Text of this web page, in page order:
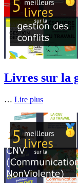
Livres sur la
… Lire plus